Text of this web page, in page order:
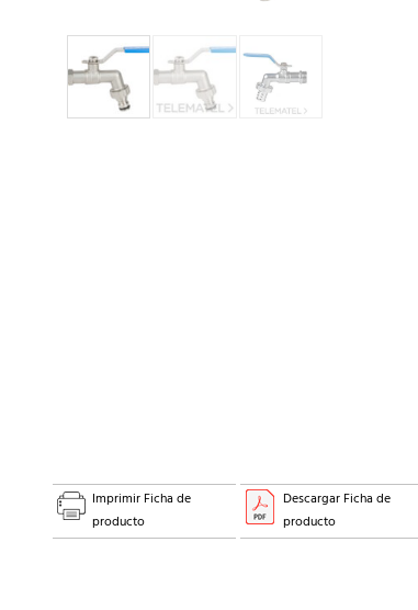
Imprimir Ficha de
producto
Descargar Ficha de
producto